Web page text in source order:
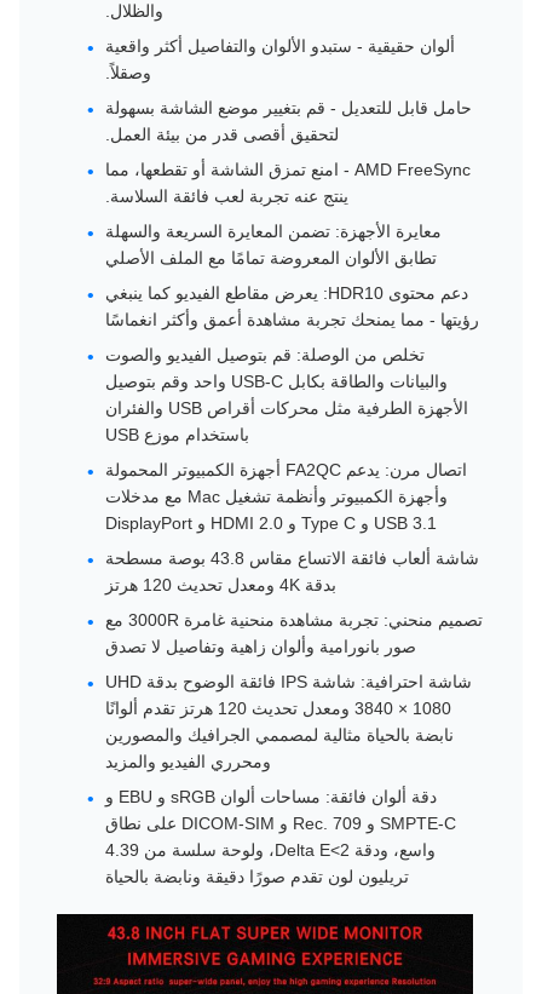
والظلال.
ألوان حقيقية - ستبدو الألوان والتفاصيل أكثر واقعية
وصقلاً.
حامل قابل للتعديل - قم بتغيير موضع الشاشة بسهولة
لتحقيق أقصى قدر من بيئة العمل.
AMD FreeSync - امنع تمزق الشاشة أو تقطعها، مما
ينتج عنه تجربة لعب فائقة السلاسة.
معايرة الأجهزة: تضمن المعايرة السريعة والسهلة
تطابق الألوان المعروضة تمامًا مع الملف الأصلي
دعم محتوى HDR10: يعرض مقاطع الفيديو كما ينبغي
رؤيتها - مما يمنحك تجربة مشاهدة أعمق وأكثر انغماسًا
تخلص من الوصلة: قم بتوصيل الفيديو والصوت
والبيانات والطاقة بكابل USB-C واحد وقم بتوصيل
الأجهزة الطرفية مثل محركات أقراص USB والفئران
باستخدام موزع USB
اتصال مرن: يدعم FA2QC أجهزة الكمبيوتر المحمولة
وأجهزة الكمبيوتر وأنظمة تشغيل Mac مع مدخلات
USB 3.1 و Type C و HDMI 2.0 و DisplayPort
شاشة ألعاب فائقة الاتساع مقاس 43.8 بوصة مسطحة
بدقة 4K ومعدل تحديث 120 هرتز
تصميم منحني: تجربة مشاهدة منحنية غامرة 3000R مع
صور بانورامية وألوان زاهية وتفاصيل لا تصدق
شاشة احترافية: شاشة IPS فائقة الوضوح بدقة UHD
3840 × 1080 ومعدل تحديث 120 هرتز تقدم ألوانًا
نابضة بالحياة مثالية لمصممي الجرافيك والمصورين
ومحرري الفيديو والمزيد
دقة ألوان فائقة: مساحات ألوان sRGB و EBU و
SMPTE-C و Rec. 709 و DICOM-SIM على نطاق
واسع، ودقة Delta E<2، ولوحة سلسة من 4.39
تريليون لون تقدم صورًا دقيقة ونابضة بالحياة